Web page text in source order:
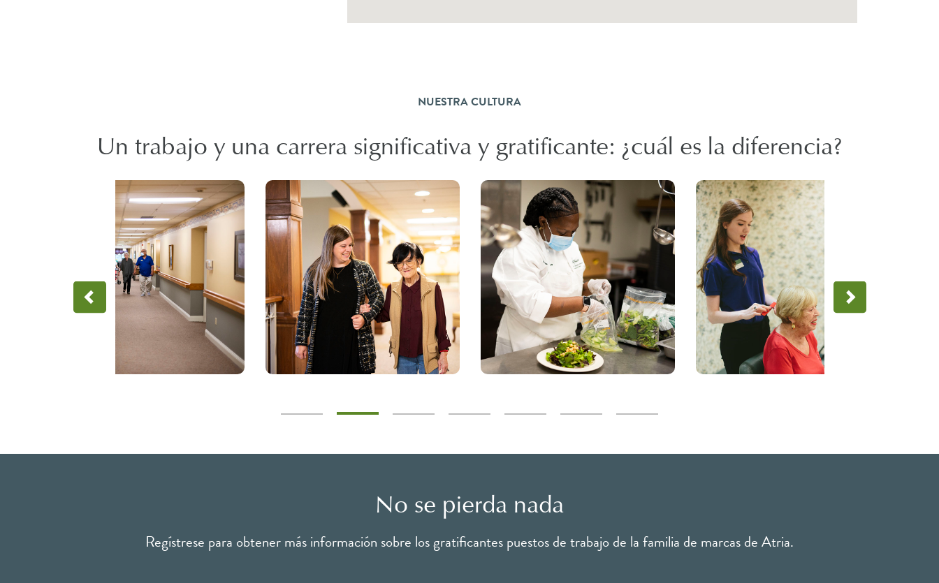
NUESTRA CULTURA
Un trabajo y una carrera significativa y gratificante: ¿cuál es la diferencia?
No se pierda nada
Regístrese para obtener más información sobre los gratificantes puestos de trabajo de la familia de marcas de Atria.